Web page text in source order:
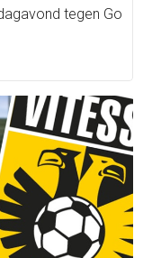
tegen Go